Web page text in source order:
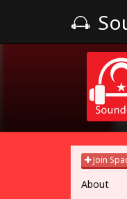
Join
About